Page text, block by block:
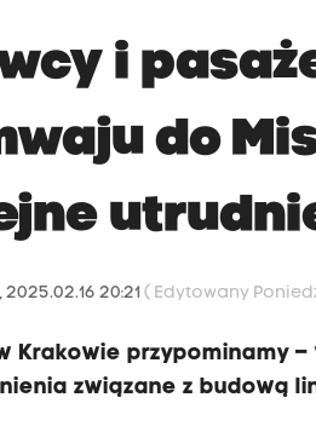
i
do
20:21( Edytowany
Krakowie przypominamy
związane z budową